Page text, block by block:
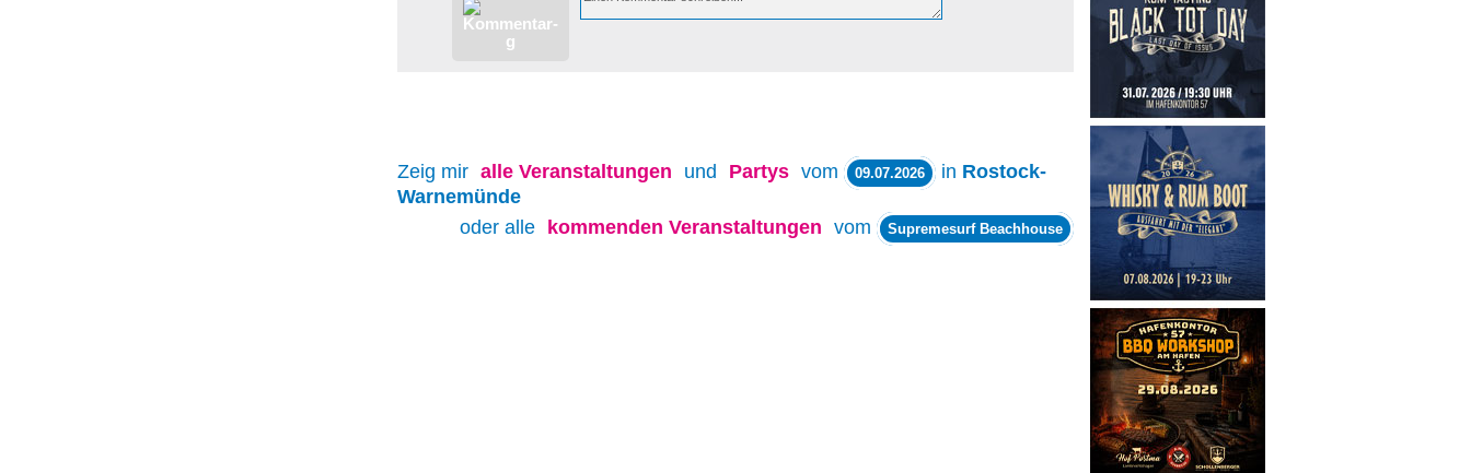
Zeig mir alle Veranstaltungen und Partys vom 09.07.2026 in Rostock-
Warnemünde
oder alle
kommenden Veranstaltungen vom Supremesurf Beachhouse